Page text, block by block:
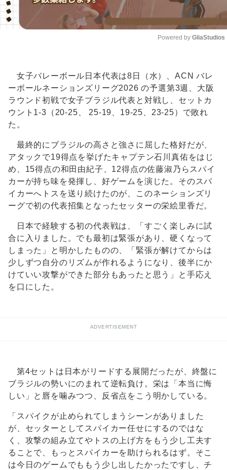
Powered by GliaStudios
女子バレーボール日本代表は8日（水）、ACN バレ
ーボールネーションズリーグ2026 の予選第3週、大阪
ラウンド初戦で女子ブラジル代表と対戦し、セットカ
ウント1-3（20-25、 25-19、19-25、23-25）で敗れ
た。
最終的にブラジルの高さと強さに屈した格好だが、
アタックで19得点を挙げたキャプテン石川真佑をはじ
め、15得点の和田由紀子、12得点の佐藤淑乃らスパイ
カーが持ち味を発揮し、好ゲームを演じた。そのスパ
イカーへトスを送り続けたのが、このネーションズリ
ーグで初の代表招集となったセッターの栄絵里香だ。
日本で経験する初の代表戦は、「すごく楽しみに試
合に入りました。でも最初は緊張があり、硬くなって
しまった」と明かしたものの、「緊張が解けてからは
少しずつ自分のリズムが作れるようになり、後半にか
けていい攻撃ができた部分もあったと思う」と手応え
を口にした。
ADVERTISEMENT
第4セットは日本がリードする展開だったが、終盤に
ブラジルの勢いにのまれて逆転負け。栄は「本当に悔
しい」と唇を噛みつつ、反省点をこう明かしている。
「スパイクが止められてしまうシーンがありました
が、セッターとしてスパイカー任せにするのではな
く、攻撃の組み立てやトスの上げ方をもう少し工夫す
ることで、もっとスパイカーを助けられるはず。そこ
は今日のゲームでももう少し出したかったですし、チ